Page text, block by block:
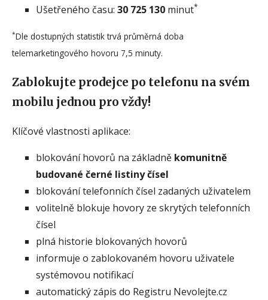
Ušetřeného času: 30 725 130 minut*
*Dle dostupných statistik trvá průměrná doba
telemarketingového hovoru 7,5 minuty.
Zablokujte prodejce po telefonu na svém
mobilu jednou pro vždy!
Klíčové vlastnosti aplikace:
blokování hovorů na základně komunitně
budované černé listiny čísel
blokování telefonních čísel zadaných uživatelem
volitelně blokuje hovory ze skrytých telefonních
čísel
plná historie blokovaných hovorů
informuje o zablokovaném hovoru uživatele
systémovou notifikací
automatický zápis do Registru Nevolejte.cz